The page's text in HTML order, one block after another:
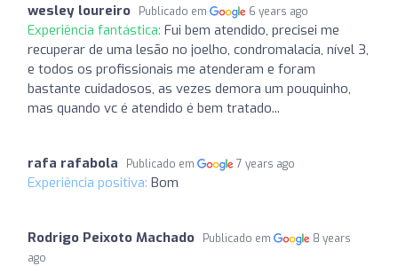
wesley loureiro Publicado em 6 years ago
Experiência fantástica: Fui bem atendido, precisei me
recuperar de uma lesão no joelho, condromalacia, nível 3,
e todos os profissionais me atenderam e foram
bastante cuidadosos, as vezes demora um pouquinho,
mas quando vc é atendido é bem tratado...
rafa rafabola Publicado em 7 years ago
Experiência positiva: Bom
Rodrigo Peixoto Machado Publicado em
8 years
ago